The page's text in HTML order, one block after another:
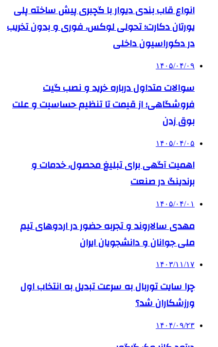
انواع قاب بندی دیوار با گچبری پیش ساخته پلی
یورتان دکارت؛ تحولی لوکس، فوری و بدون تخریب
در دکوراسیون داخلی
۱۴۰۵/۰۴/۰۹
سوالات متداول درباره خرید و نصب گیت
فروشگاهی؛ از قیمت تا تنظیم حساسیت و علت
بوق زدن
۱۴۰۵/۰۴/۰۵
اهمیت آگهی برای تبلیغ محصول، خدمات و
برندینگ در صنعت
۱۴۰۵/۰۴/۰۱
مهدی سالاروند و تجربه حضور در اردوهای تیم
ملی جوانان و دانشجویان ایران
۱۴۰۳/۱۱/۱۷
چرا سایت توربال به ‌سرعت تبدیل به انتخاب اول
ورزشکاران شد؟
۱۴۰۴/۰۹/۲۳